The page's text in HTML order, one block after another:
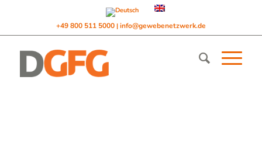
+49 800 511 5000 | info@gewebenetzwerk.de